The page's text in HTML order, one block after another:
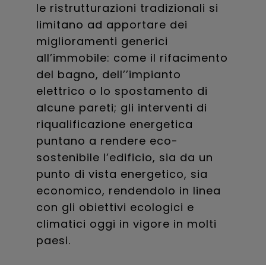
le ristrutturazioni tradizionali si
limitano ad apportare dei
miglioramenti generici
all’immobile: come il rifacimento
del bagno, dell’’impianto
elettrico o lo spostamento di
alcune pareti; gli interventi di
riqualificazione energetica
puntano a rendere eco-
sostenibile l’edificio, sia da un
punto di vista energetico, sia
economico, rendendolo in linea
con gli obiettivi ecologici e
climatici oggi in vigore in molti
paesi.